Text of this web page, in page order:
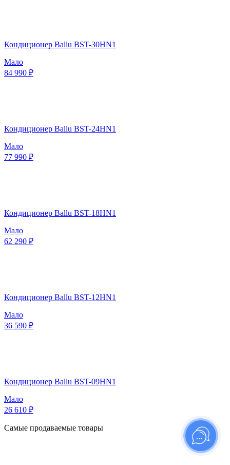
Кондиционер Ballu BST-30HN1
Мало
84 990 ₽
Кондиционер Ballu BST-24HN1
Мало
77 990 ₽
Кондиционер Ballu BST-18HN1
Мало
62 290 ₽
Кондиционер Ballu BST-12HN1
Мало
36 590 ₽
Кондиционер Ballu BST-09HN1
Мало
26 610 ₽
Самые продаваемые товары